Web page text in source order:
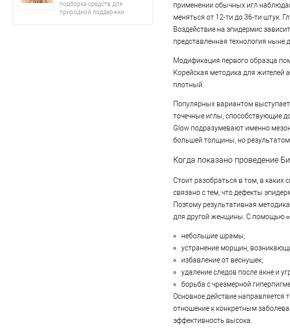
подборка средств для
природной поддержки
применении обычных игл
меняться от 12-ти до 36-ти штук.
Воздействие на эпидермис
представленная технология ныне
Модификация первого образца
Корейская методика для жителей
плотный.
Популярных вариантом
точечные иглы, способствующие
Glow подразумевают именно
большей толщины, но
Когда показано проведение
Стоит разобраться в том, в каких
связано с тем, что дефекты
Поэтому результативная
для другой женщины. С помощью
небольшие шрамы;
устранение морщин,
избавление от веснушек;
удаление следов после акне и
борьба с чрезмерной
Основное действие направляется
отношение к конкретным
эффективность высока.